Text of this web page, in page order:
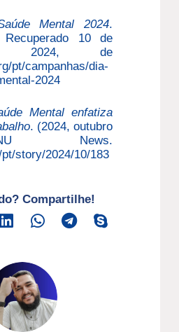
Mental 2024.
10 de
2024, de
pt/campanhas/dia-
2024
Mental enfatiza
. (2024, outubro
News.
story/2024/10/183
Compartilhe!